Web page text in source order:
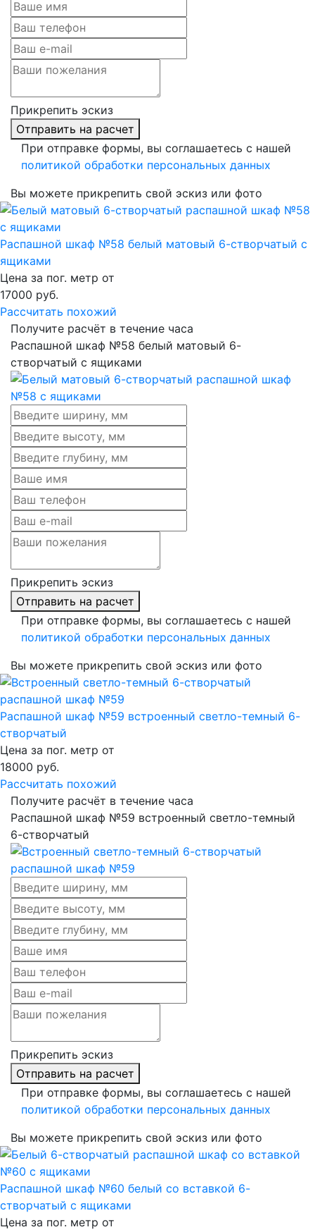
Прикрепить эскиз
Отправить на расчет
При отправке формы, вы соглашаетесь с нашей
политикой обработки персональных данных
Вы можете прикрепить свой эскиз или фото
Распашной шкаф №58 белый матовый 6-створчатый с
ящиками
Цена за пог. метр от
17000 руб.
Рассчитать похожий
Получите расчёт в течение часа
Распашной шкаф №58 белый матовый 6-
створчатый с ящиками
Прикрепить эскиз
Отправить на расчет
При отправке формы, вы соглашаетесь с нашей
политикой обработки персональных данных
Вы можете прикрепить свой эскиз или фото
Распашной шкаф №59 встроенный светло-темный 6-
створчатый
Цена за пог. метр от
18000 руб.
Рассчитать похожий
Получите расчёт в течение часа
Распашной шкаф №59 встроенный светло-темный
6-створчатый
Прикрепить эскиз
Отправить на расчет
При отправке формы, вы соглашаетесь с нашей
политикой обработки персональных данных
Вы можете прикрепить свой эскиз или фото
Распашной шкаф №60 белый со вставкой 6-
створчатый с ящиками
Цена за пог. метр от